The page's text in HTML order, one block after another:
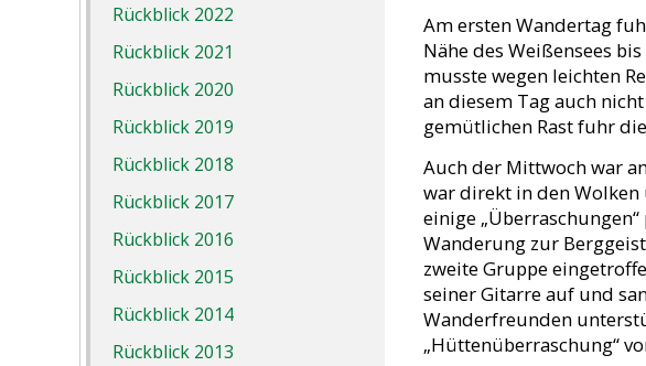
Rückblick 2022
Rückblick 2021
Rückblick 2020
Rückblick 2019
Rückblick 2018
Rückblick 2017
Rückblick 2016
Rückblick 2015
Rückblick 2014
Rückblick 2013
Am ersten Wandertag
Nähe des Weißensees
musste wegen leichten
an diesem Tag auch
gemütlichen Rast fuhr
Auch der Mittwoch war
war direkt in den Wolken
einige
Wanderung zur
zweite Gruppe
seiner Gitarre auf und
Wanderfreunden
„Hüttenüberraschung“